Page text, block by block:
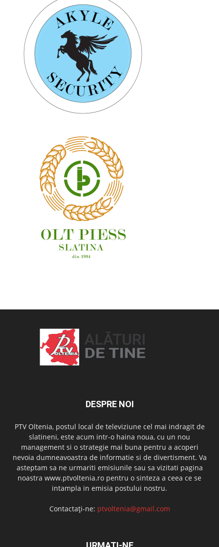
DESPRE NOI
PTV Oltenia, postul local de televiziune cel mai indragit de
slatineni, este acum intr-o haina noua, cu un nou
management si o strategie mai buna pentru a acoperi
nevoia dumneavoastra de informatie si de divertisment. Va
asteptam sa ne urmariti emisiunile sau sa vizitati pagina
noastra www.ptvoltenia.ro pentru o sinteza a ceea ce se
intampla in emisia postului nostru.
Contactați-ne: ptvoltenia@gmail.com